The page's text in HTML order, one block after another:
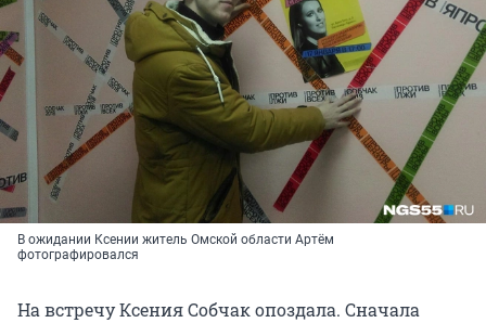
В ожидании Ксении житель Омской области Артём
фотографировался
На встречу Ксения Собчак опоздала. Сначала